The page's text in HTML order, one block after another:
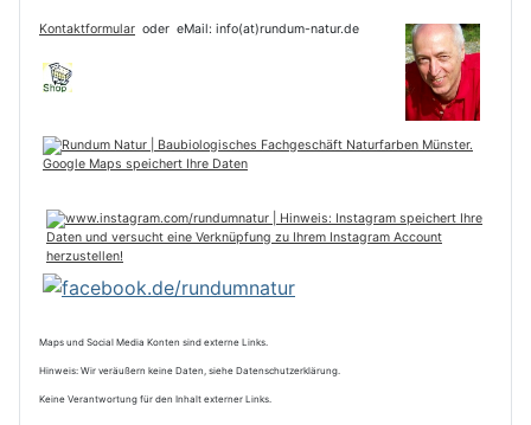
Kontaktformular oder eMail: info(at)rundum-natur.de
Maps und Social Media Konten sind externe Links.
Hinweis: Wir veräußern keine Daten, siehe Datenschutzerklärung.
Keine Verantwortung für den Inhalt externer Links.